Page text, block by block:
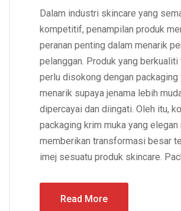
Dalam industri skincare yang
kompetitif, penampilan produk
peranan penting dalam menarik
pelanggan. Produk yang berkualiti
perlu disokong dengan packaging
menarik supaya jenama lebih
dipercayai dan diingati. Oleh itu,
packaging krim muka yang elegan
memberikan transformasi besar
imej sesuatu produk skincare.
Read More